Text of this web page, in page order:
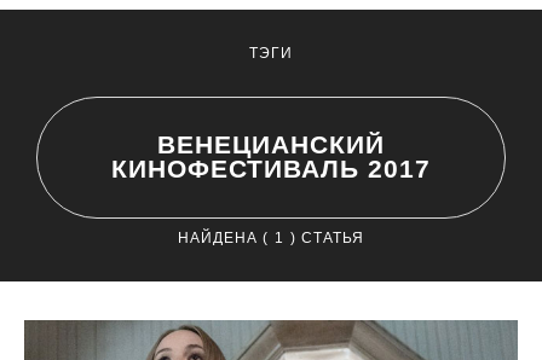
ТЭГИ
ВЕНЕЦИАНСКИЙ
КИНОФЕСТИВАЛЬ 2017
НАЙДЕНА ( 1 ) СТАТЬЯ